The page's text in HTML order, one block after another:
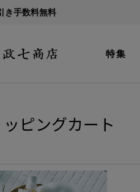
き手数料無料
特集
ピングカート